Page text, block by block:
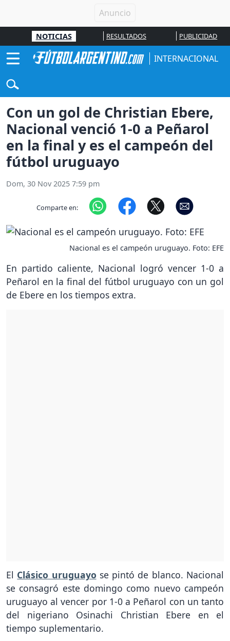
NOTICIAS RESULTADOS PUBLICIDAD
INTERNACIONAL
Con un gol de Christian Ebere,
Nacional venció 1-0 a Peñarol
en la final y es el campeón del
fútbol uruguayo
Dom, 30 Nov 2025 7:59 pm
Comparte en:
Nacional es el campeón uruguayo. Foto: EFE
En partido caliente, Nacional logró vencer 1-0 a
Peñarol en la final del fútbol uruguayo con un gol
de Ebere en los tiempos extra.
El Clásico uruguayo se pintó de blanco. Nacional
se consagró este domingo como nuevo campeón
uruguayo al vencer por 1-0 a Peñarol con un tanto
del nigeriano Osinachi Christian Ebere en el
tiempo suplementario.